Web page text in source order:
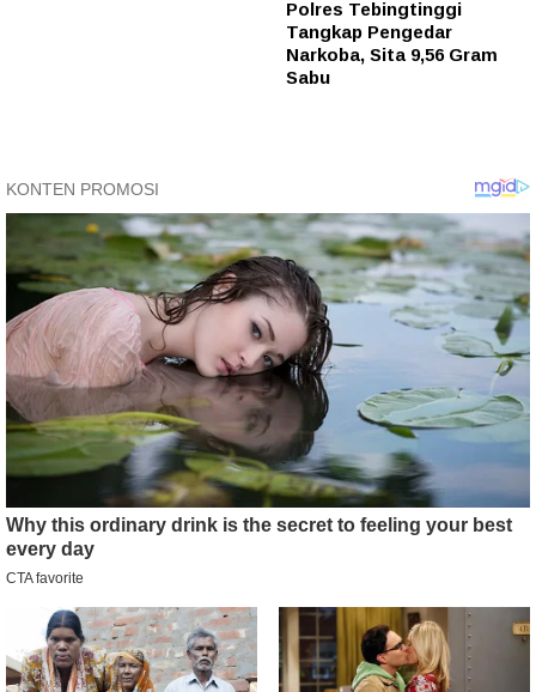
Polres Tebingtinggi
Tangkap Pengedar
Narkoba, Sita 9,56 Gram
Sabu